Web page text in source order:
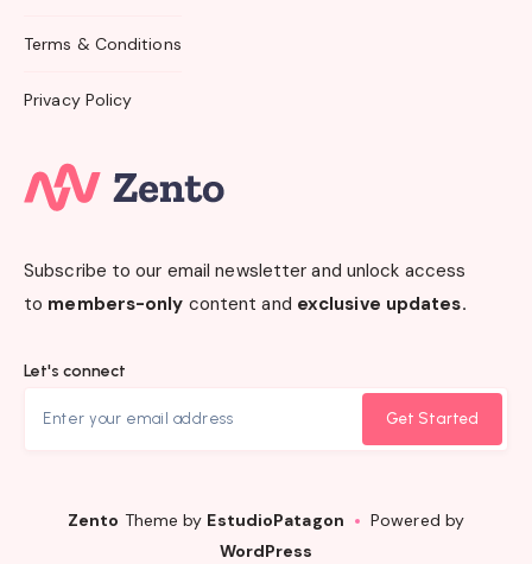
Terms & Conditions
Privacy Policy
Subscribe to our email newsletter and unlock access
to members-only content and exclusive updates.
Let's connect
Get Started
Zento Theme by EstudioPatagon
Powered by
WordPress